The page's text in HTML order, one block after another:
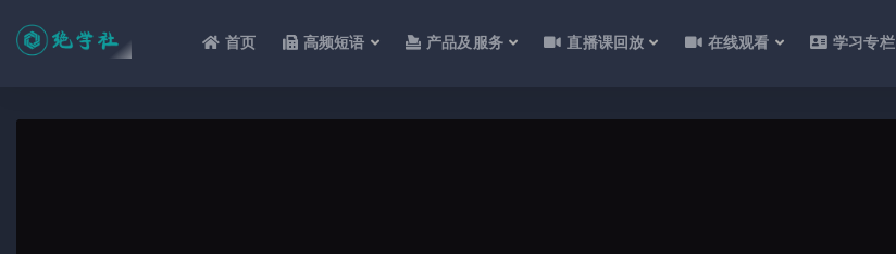
首页 高频短语 产品及服务 直播课回放 在线观看 学习专栏